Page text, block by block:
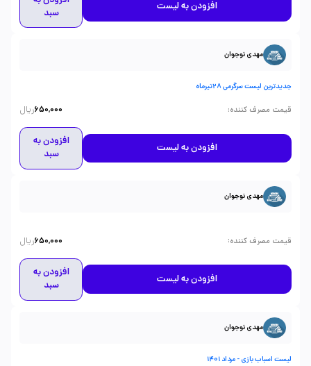
افزودن به لیست
سبد
مهدی نوجوان
جدیدترین لیست سرگرمی 28تیرماه
قیمت مصرف کننده:
650,000ریال
افزودن به لیست
افزودن به
سبد
مهدی نوجوان
قیمت مصرف کننده:
650,000ریال
افزودن به لیست
افزودن به
سبد
مهدی نوجوان
لیست اسباب بازی - مرداد 1401